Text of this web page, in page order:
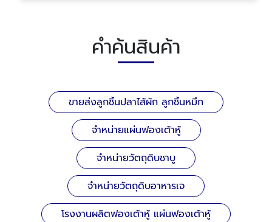
คำค้นสินค้า
ขายส่งลูกชิ้นปลาไส้ผัก ลูกชิ้นหมึก
จำหน่ายแผ่นฟองเต้าหู้
จำหน่ายวัตถุดิบชาบู
จำหน่ายวัตถุดิบอาหารเจ
โรงงานผลิตฟองเต้าหู้ แผ่นฟองเต้าหู้